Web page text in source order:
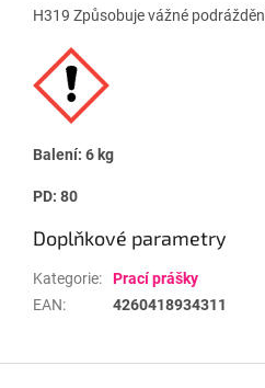
H319 Způsobuje vážné
Balení: 6 kg
PD: 80
Doplňkové parametry
Kategorie:
Prací prášky
EAN: 4260418934311